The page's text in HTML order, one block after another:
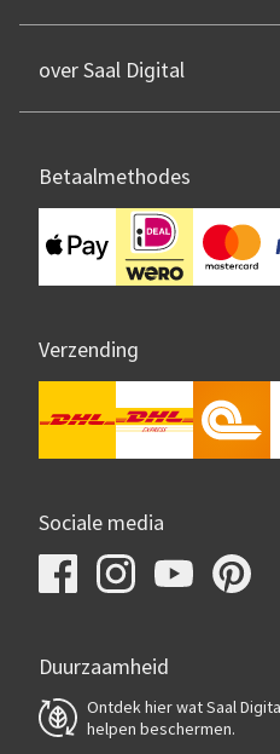
over Saal Digital
Betaalmethodes
Verzending
Sociale media
Duurzaamheid
Ontdek hier wat Saal
helpen beschermen.